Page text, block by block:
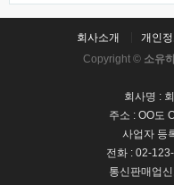
회사소개 개인
Copyright © 소유
회사명 :
주소 : OO도
사업자 등
전화 : 02-
통신판매업